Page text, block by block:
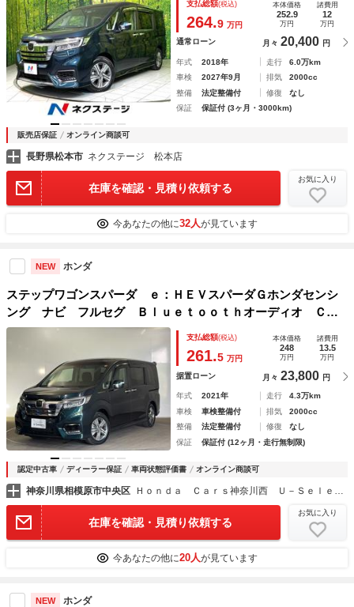
コ Ｂｌｕｅｔｏｏｔｈ ＥＴＣ ＬＥＤヘッド＆フォグ オ
ートライト ダブルオートエアコン スマートキー
支払総額(税込)
264.9 万円
本体価格
252.9
万円
諸費用
12
万円
通常ローン 月々 20,400 円
年式 2018年 走行
6.0万km
車検
2027年9月 排気
2000cc
整備
法定整備付 修復
なし
保証
保証付 (3ヶ月・3000km)
販売店保証 オンライン商談可
長野県松本市 ネクステージ 松本店
在庫を確認・見積り依頼する
お気に入り
今あなたの他に32人が見ています
NEW ホンダ
ステップワゴンスパーダ ｅ：ＨＥＶスパーダＧホンダセンシ
ング ナビ フルセグ Ｂｌｕｅｔｏｏｔｈオーディオ ＣＤ
録音 リアカメラ 両側パワースライドドア ＬＥＤヘッドラ
イト ＥＴＣ２．０ 前後ドライブレコーダー アルミホイー
ル ホンダセンシング スマートキー
支払総額(税込)
261.5 万円
本体価格
248
万円
諸費用
13.5
万円
据置ローン 月々 23,800 円
年式 2021年 走行
4.3万km
車検
車検整備付 排気
2000cc
整備
法定整備付 修復
なし
保証
保証付 (12ヶ月・走行無制限)
認定中古車 ディーラー保証 車両状態評価書 オンライン商談可
神奈川県相模原市中央区
在庫を確認・見積り依頼する
お気に入り
今あなたの他に20人が見ています
NEW ホンダ